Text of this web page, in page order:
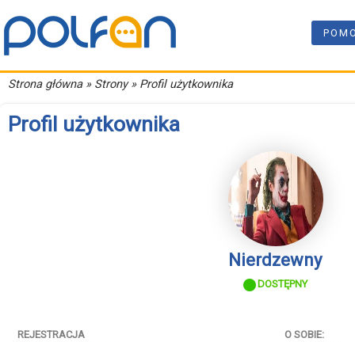
Strona główna» Strony » Profil użytkownika
Profil użytkownika
Nierdzewny
DOSTĘPNY
REJESTRACJA O SOBIE: